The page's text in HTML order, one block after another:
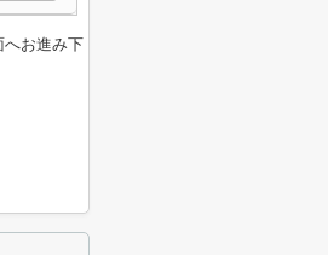
へお進み下